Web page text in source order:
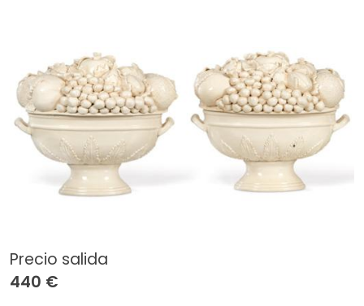
Precio salida
440 €